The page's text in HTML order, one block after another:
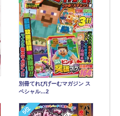
別冊てれびげーむマガジン ス
ペシャル…2
5位